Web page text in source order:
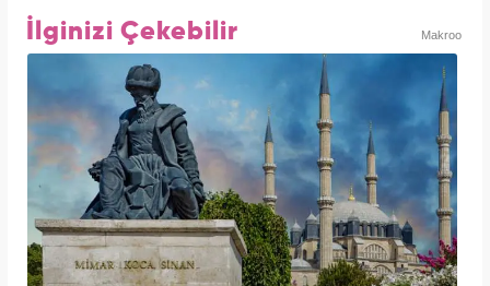
İlginizi Çekebilir Makroo